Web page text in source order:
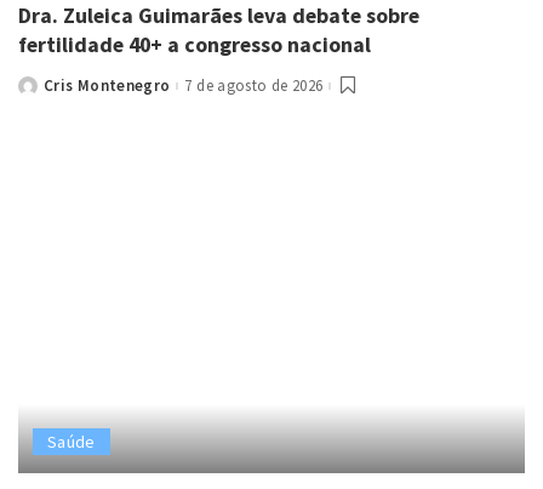
Dra. Zuleica Guimarães leva debate sobre
fertilidade 40+ a congresso nacional
PostedCris Montenegro 7 de agosto de 2026
Saúde